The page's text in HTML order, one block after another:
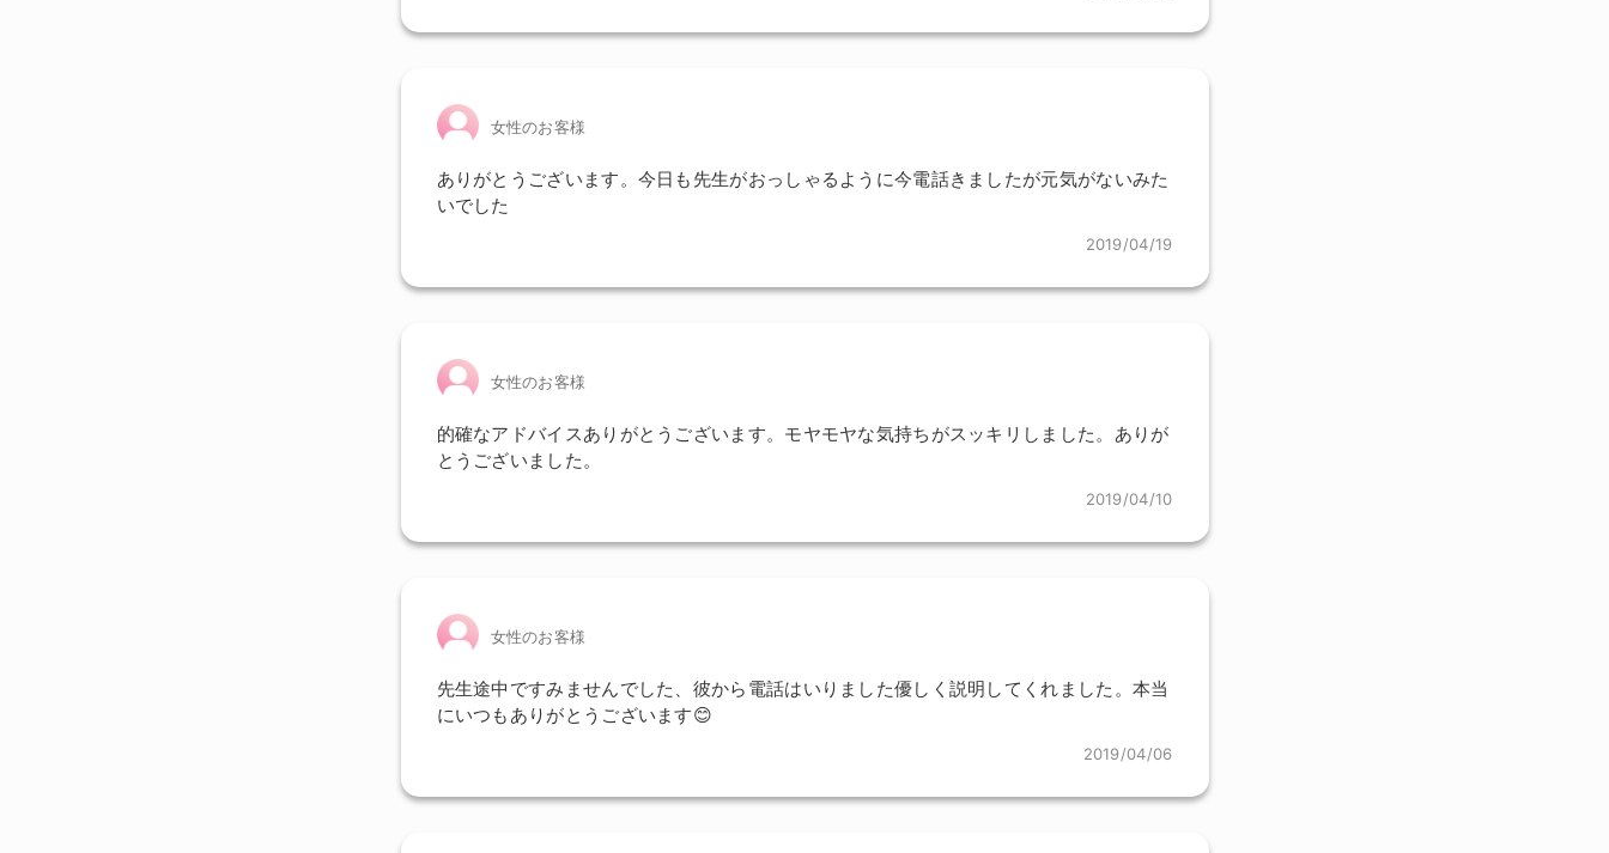
女性のお客様
ありがとうございます。今日も先生がおっしゃるように今電話きましたが元気がないみた
いでした
2019/04/19
女性のお客様
的確なアドバイスありがとうございます。モヤモヤな気持ちがスッキリしました。ありが
とうございました。
2019/04/10
女性のお客様
先生途中ですみませんでした、彼から電話はいりました優しく説明してくれました。本当
にいつもありがとうございます😊
2019/04/06